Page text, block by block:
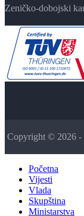
Zeničko-dobojski
Copyright © 2026 -
Početna
Vijesti
Vlada
Skupština
Ministarstva